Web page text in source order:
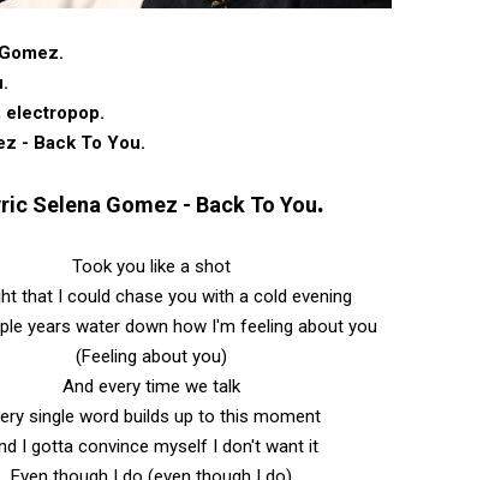
‎electropop.
- Back To You.
Selena Gomez - Back To You.
Took you like a shot
that I could chase you with a cold evening
years water down how I'm feeling about you
(Feeling about you)
And every time we talk
single word builds up to this moment
I gotta convince myself I don't want it